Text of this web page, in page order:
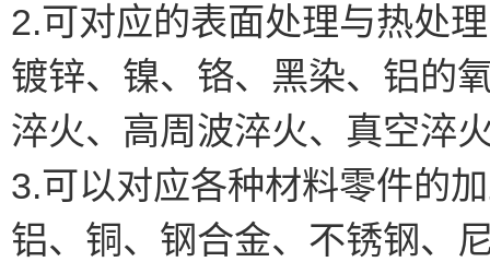
2.可对应的表面处理与热处
镀锌、镍、铬、黑染、铝的
淬火、高周波淬火、真空淬
3.可以对应各种材料零件的
铝、铜、钢合金、不锈钢、